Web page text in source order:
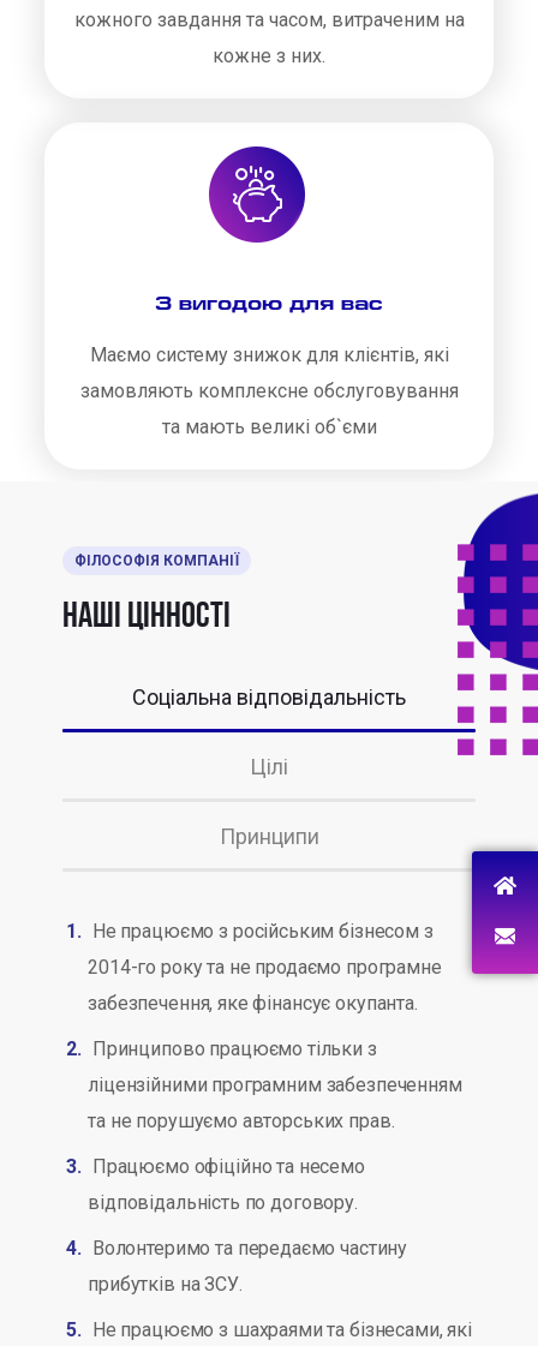
кожного завдання та часом, витраченим на
кожне з них.
З вигодою для вас
Маємо систему знижок для клієнтів, які
замовляють комплексне обслуговування
та мають великі об`єми
ФІЛОСОФІЯ КОМПАНІЇ
Наші цінності
Соціальна відповідальність
Цілі
Принципи
Не працюємо з російським бізнесом з
2014-го року та не продаємо програмне
забезпечення, яке фінансує окупанта.
Принципово працюємо тільки з
ліцензійними програмним забезпеченням
та не порушуємо авторських прав.
Працюємо офіційно та несемо
відповідальність по договору.
Волонтеримо та передаємо частину
прибутків на ЗСУ.
Не працюємо з шахраями та бізнесами, які